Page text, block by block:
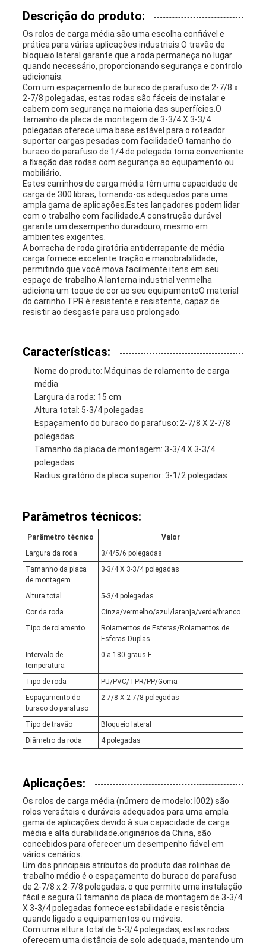
SITE
PRIVACY
POLICY
Descrição do produto:
Os rolos de carga média são uma escolha confiável e
prática para várias aplicações industriais.O travão de
bloqueio lateral garante que a roda permaneça no lugar
quando necessário, proporcionando segurança e controlo
adicionais.
Com um espaçamento de buraco de parafuso de 2-7/8 x
2-7/8 polegadas, estas rodas são fáceis de instalar e
cabem com segurança na maioria das superfícies.O
tamanho da placa de montagem de 3-3/4 X 3-3/4
polegadas oferece uma base estável para o roteador
suportar cargas pesadas com facilidadeO tamanho do
buraco do parafuso de 1/4 de polegada torna conveniente
a fixação das rodas com segurança ao equipamento ou
mobiliário.
Estes carrinhos de carga média têm uma capacidade de
carga de 300 libras, tornando-os adequados para uma
ampla gama de aplicações.Estes lançadores podem lidar
com o trabalho com facilidade.A construção durável
garante um desempenho duradouro, mesmo em
ambientes exigentes.
A borracha de roda giratória antiderrapante de média
carga fornece excelente tração e manobrabilidade,
permitindo que você mova facilmente itens em seu
espaço de trabalho.A lanterna industrial vermelha
adiciona um toque de cor ao seu equipamentoO material
do carrinho TPR é resistente e resistente, capaz de
resistir ao desgaste para uso prolongado.
Características:
Nome do produto: Máquinas de rolamento de carga
média
Largura da roda: 15 cm
Altura total: 5-3/4 polegadas
Espaçamento do buraco do parafuso: 2-7/8 X 2-7/8
polegadas
Tamanho da placa de montagem: 3-3/4 X 3-3/4
polegadas
Radius giratório da placa superior: 3-1/2 polegadas
Parâmetros técnicos:
Parâmetro técnico
Valor
Largura da roda
3/4/5/6 polegadas
Tamanho da placa
de montagem
3-3/4 X 3-3/4 polegadas
Altura total
5-3/4 polegadas
Cor da roda
Cinza/vermelho/azul/laranja/verde/branco
Tipo de rolamento
Rolamentos de Esferas/Rolamentos de
Esferas Duplas
Intervalo de
temperatura
0 a 180 graus F
Tipo de roda
PU/PVC/TPR/PP/Goma
Espaçamento do
buraco do parafuso
2-7/8 X 2-7/8 polegadas
Tipo de travão
Bloqueio lateral
Diâmetro da roda
4 polegadas
Aplicações:
Os rolos de carga média (número de modelo: I002) são
rolos versáteis e duráveis adequados para uma ampla
gama de aplicações devido à sua capacidade de carga
média e alta durabilidade.originários da China, são
concebidos para oferecer um desempenho fiável em
vários cenários.
Um dos principais atributos do produto das rolinhas de
trabalho médio é o espaçamento do buraco do parafuso
de 2-7/8 x 2-7/8 polegadas, o que permite uma instalação
fácil e segura.O tamanho da placa de montagem de 3-3/4
X 3-3/4 polegadas fornece estabilidade e resistência
quando ligado a equipamentos ou móveis.
Com uma altura total de 5-3/4 polegadas, estas rodas
oferecem uma distância de solo adequada, mantendo um